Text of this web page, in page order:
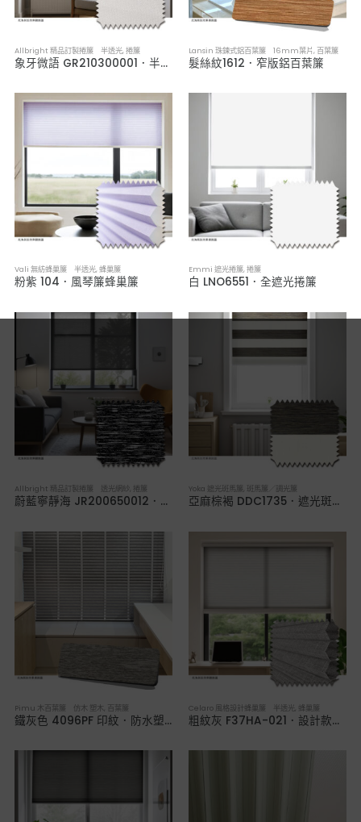
Allbright 精品訂製捲簾 半透光,捲簾
象牙微語 GR210300001．半透光捲簾
Lansin 珠鍊式鋁百葉簾 16mm葉片,百葉簾
髮絲紋1612．窄版鋁百葉簾
Vali 無紡蜂巢簾 半透光,蜂巢簾
粉紫 104．風琴簾蜂巢簾
Emmi 遮光捲簾,捲簾
白 LNO6551．全遮光捲簾
Allbright 精品訂製捲簾 透光網紗 捲簾
蔚藍寧靜海 JR200650012．透光網紗捲簾
Yoka 遮光斑馬簾 斑馬簾／調光簾
亞麻棕褐 DDC1735．遮光斑馬簾
Pimu 木百葉簾 仿木 塑木 百葉簾
鐵灰色 4096PF 印紋．防水塑木百葉簾
Celaro 風格設計蜂巢簾 半透光 蜂巢簾
粗紋灰 F37HA-021．設計款半透光蜂巢簾